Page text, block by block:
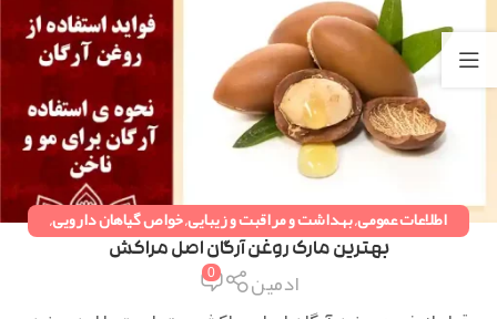
اطلاعات عمومی,بهداشت و مراقبت و زیبایی,خواص گیاهان دارویی,
دستورات طب سنتی,همه مقالات
بهترین مارک روغن آرگان اصل مراکش
ادمین 0